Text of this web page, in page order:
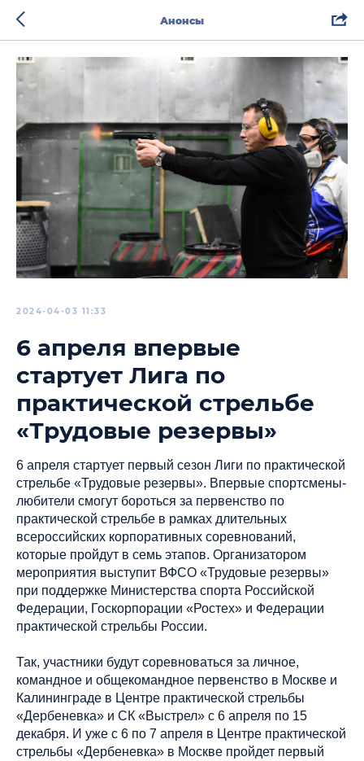
Анонсы
2024-04-03 11:33
6 апреля впервые
стартует Лига по
практической стрельбе
«Трудовые резервы»
6 апреля стартует первый сезон Лиги по практической
стрельбе «Трудовые резервы». Впервые спортсмены-
любители смогут бороться за первенство по
практической стрельбе в рамках длительных
всероссийских корпоративных соревнований,
которые пройдут в семь этапов. Организатором
мероприятия выступит ВФСО «Трудовые резервы»
при поддержке Министерства спорта Российской
Федерации, Госкорпорации «Ростех» и Федерации
практической стрельбы России.
Так, участники будут соревноваться за личное,
командное и общекомандное первенство в Москве и
Калининграде в Центре практической стрельбы
«Дербеневка» и СК «Выстрел» с 6 апреля по 15
декабря. И уже с 6 по 7 апреля в Центре практической
стрельбы «Дербеневка» в Москве пройдет первый